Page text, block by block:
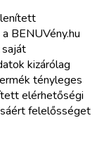
BENUVény.hu
kizárólag
tényleges
elérhetőségi
felelősséget